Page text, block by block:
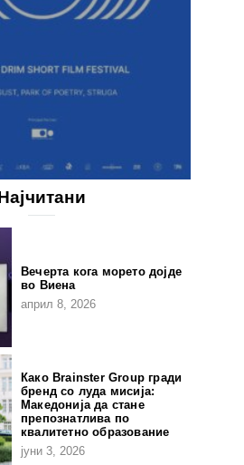
Вечерта кога морето дојде
во Виена
април 8, 2026
Како Brainster Group гради
бренд со луда мисија:
Македонија да стане
препознатлива по
квалитетно образование
јуни 3, 2026